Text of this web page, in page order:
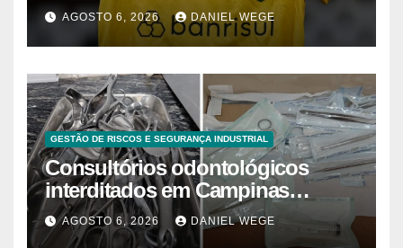
AGOSTO 6, 2026 DANIEL WEGE
GESTÃO DE RISCOS E SEGURANÇA INDUSTRIAL
Consultórios odontológicos
interditados em Campinas
superam 2025
AGOSTO 6, 2026 DANIEL WEGE